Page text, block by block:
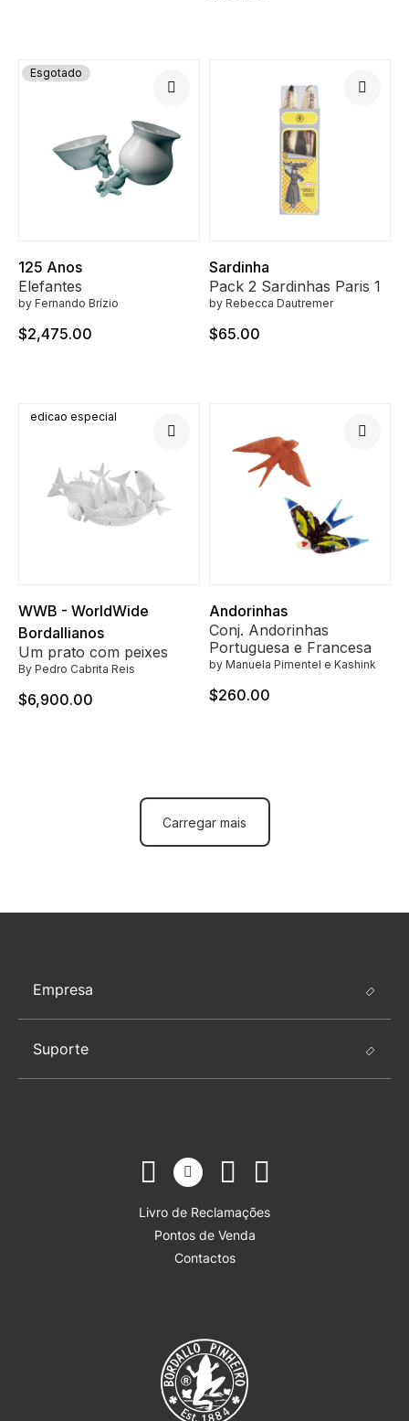
Esgotado
125 Anos
Elefantes
by Fernando Brízio
$2,475.00
Sardinha
Pack 2 Sardinhas Paris 1
by Rebecca Dautremer
$65.00
edicao especial
WWB - WorldWide
Bordallianos
Um prato com peixes
By Pedro Cabrita Reis
$6,900.00
Andorinhas
Conj. Andorinhas
Portuguesa e Francesa
by Manuela Pimentel e Kashink
$260.00
Carregar mais
Empresa
Suporte
Livro de Reclamações
Pontos de Venda
Contactos